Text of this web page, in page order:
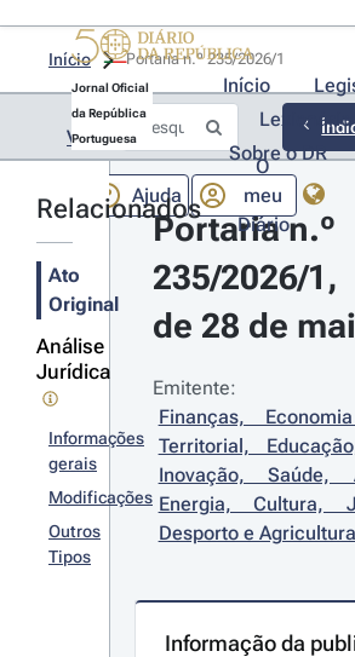
Jornal Oficial
da República
Portuguesa
Início
Lexionário
Sobre o DR
Ajuda
O
meu
Diário
Início
Voltar
Relacionados
Ato
Original
Análise
Jurídica
Informações
gerais
Modificações
Outros
Tipos
Portaria n.º
235/2026/1,
de 28 de
Emitente:
Finanças,
Territorial,
Inovação, Saúde,
Energia, Cultura,
Desporto e
Informação da